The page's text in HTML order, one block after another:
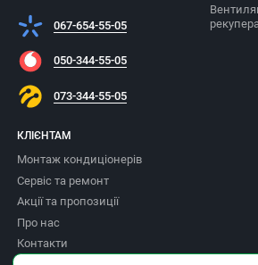
067-654-55-05
050-344-55-05
073-344-55-05
КЛІЄНТАМ
Монтаж кондиціонерів
Сервіс та ремонт
Акції та пропозиції
Про нас
Контакти